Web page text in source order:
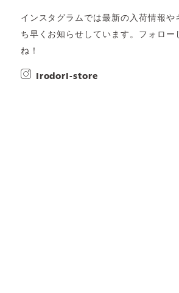
インスタグラムでは最新の入荷情報や
ち早くお知らせしています。フォロー
ね！
irodori-store